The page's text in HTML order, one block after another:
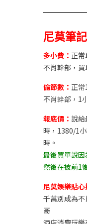
尼莫筆
多小費： 正
不肖幹部，
偷節數： 正
不肖幹部，1
報底價： 說
時，1380/1
時。
最後買單說因
然後在被前1
尼莫娛樂貼心
千萬別成為
哥